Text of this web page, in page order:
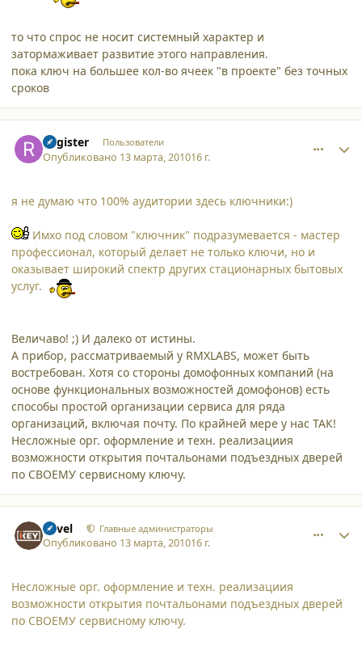
то что спрос не носит системный характер и
затормаживает развитие этого направления.
пока ключ на большее кол-во ячеек "в проекте" без точных
сроков
Register Пользователи
Опубликовано 13 марта, 201016 г.
я не думаю что 100% аудитории здесь ключники:)
Имхо под словом "ключник" подразумевается - мастер
профессионал, который делает не только ключи, но и
оказывает широкий спектр других стационарных бытовых
услуг.
Величаво! ;) И далеко от истины.
А прибор, рассматриваемый у RMXLABS, может быть
востребован. Хотя со стороны домофонных компаний (на
основе функциональных возможностей домофонов) есть
способы простой организации сервиса для ряда
организаций, включая почту. По крайней мере у нас ТАК!
Несложные орг. оформление и техн. реализациия
возможности открытия почтальонами подъездных дверей
по СВОЕМУ сервисному ключу.
Pavel Главные администраторы
Опубликовано 13 марта, 201016 г.
Несложные орг. оформление и техн. реализациия
возможности открытия почтальонами подъездных дверей
по СВОЕМУ сервисному ключу.